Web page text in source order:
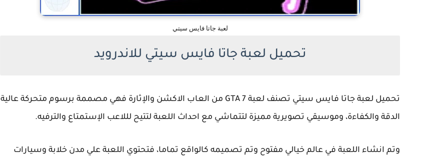
لعبة جاتا فايس سيتي
تحميل لعبة جاتا فايس سيتي للاندرويد
تحميل لعبة جاتا فايس سيتي تصنف لعبة GTA 7 من العاب الاكشن والإثارة فهي مصممة برسوم متحركة عالية
الدقة والكفاءة، وموسيقي تصويرية مميزة لتتماشي مع احداث اللعبة لتتيح لللاعب الإستمتاع والترفيه.
وتم انشاء اللعبة في عالم خيالي مفتوح وتم تصميمه كالواقع تماما، فتحتوي اللعبة علي مدن خلابة وسيارات